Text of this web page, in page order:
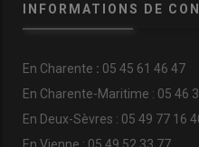
INFORMATIONS DE
En Charente : 05 45 61 46 47
En Charente-Maritime : 05 46
En Deux-Sèvres : 05 49 77 16
En Vienne : 05 49 52 33 77